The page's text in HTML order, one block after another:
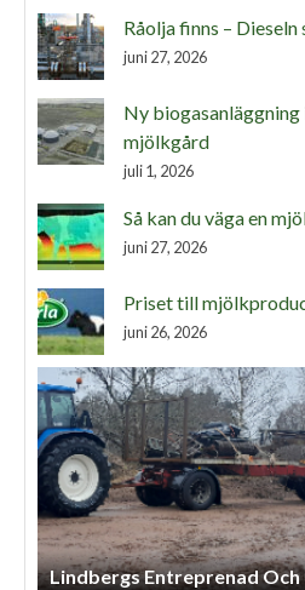
Råolja finns – Dieseln
juni 27, 2026
Ny biogasanläggning
mjölkgård
juli 1, 2026
Så kan du väga en
juni 27, 2026
Priset till
juni 26, 2026
Lindbergs Entreprenad